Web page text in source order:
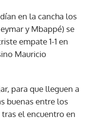
en la cancha los
y Mbappé) se
empate 1-1 en
Mauricio
para que lleguen a
buenas entre los
el encuentro en